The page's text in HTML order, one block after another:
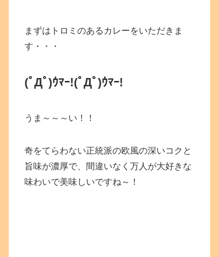
まずはトロミのあるカレーをいただきま
す・・・
(ﾟДﾟ)ｳﾏｰ!(ﾟДﾟ)ｳﾏｰ!
うま～～～い！！
奇をてらわない正統派の欧風の深いコクと
旨味が濃厚で、間違いなく万人が大好きな
味わいで美味しいですね～！